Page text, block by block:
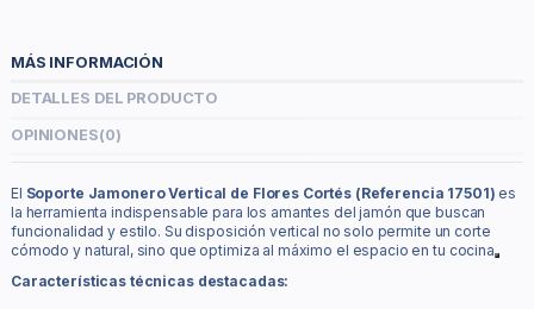
MÁS INFORMACIÓN
DETALLES DEL PRODUCTO
OPINIONES(0)
El Soporte Jamonero Vertical de Flores Cortés (Referencia 17501) es
la herramienta indispensable para los amantes del jamón que buscan
funcionalidad y estilo. Su disposición vertical no solo permite un corte
cómodo y natural, sino que optimiza al máximo el espacio en tu cocina
Características técnicas destacadas: